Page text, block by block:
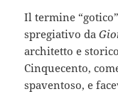
Il termine
spregiativo da
architetto e
Cinquecento,
spaventoso, e